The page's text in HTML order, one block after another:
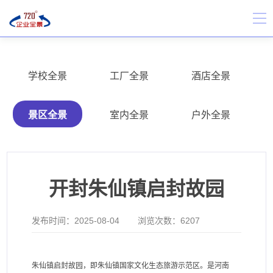
学校全景 工厂全景 酒店全景
景区全景 室内全景 户外全景
开封朱仙镇启封故园
发布时间： 2025-08-04 浏览次数：6207
朱仙镇启封故园，即朱仙镇国家文化生态旅游示范区。是河南